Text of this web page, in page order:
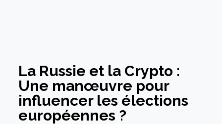
La Russie et la Crypto :
Une manœuvre pour
influencer les élections
européennes ?